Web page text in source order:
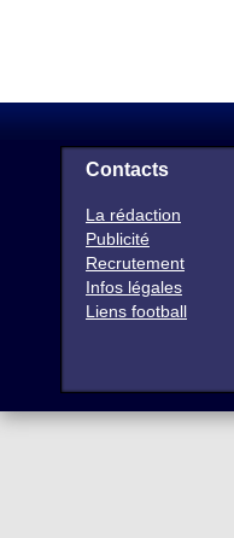
Contacts
La rédaction
Publicité
Recrutement
Infos légales
Liens football